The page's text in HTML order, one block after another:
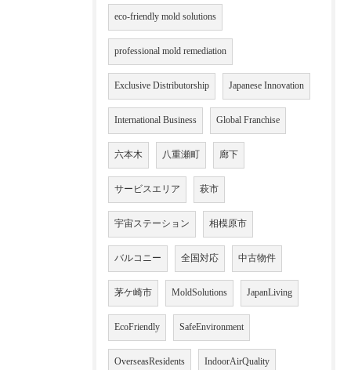
eco-friendly mold solutions
professional mold remediation
Exclusive Distributorship Japanese Innovation
International Business Global Franchise
六本木 八重瀬町 廊下
サービスエリア 萩市
宇宙ステーション 相模原市
バルコニー 全国対応 中古物件
茅ケ崎市 MoldSolutions JapanLiving
EcoFriendly SafeEnvironment
OverseasResidents IndoorAirQuality